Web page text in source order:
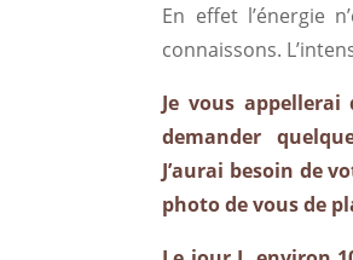
En effet l’énergie
connaissons.
Je vous
demander
J’aurai besoin de
photo de vous de